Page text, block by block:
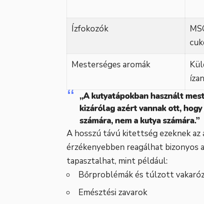
Ízfokozók
Mesterséges aromák
„A kutyatápokban használt
kizárólag azért vannak ott,
számára, nem a kutya számára.”
A hosszú távú kitettség ezeknek
érzékenyebben reagálhat bizonyos
tapasztalhat, mint például:
Bőrproblémák és túlzott
Emésztési zavarok